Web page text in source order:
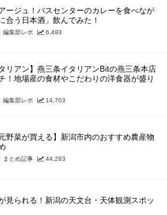
ージュ！バスセンターのカレーを食べなが
合う日本酒」飲んでみた！
編集部レポ 6,493
リアン】燕三条イタリアンBitの燕三条本店
！地場産の食材やこだわりの洋食器が盛り
編集部レポ 14,703
野菜が買える】新潟市内のおすすめ農産物
まとめ記事 44,283
見られる！新潟の天文台・天体観測スポッ